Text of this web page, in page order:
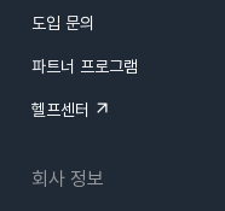
도입 문의
파트너 프로그램
헬프센터
회사 정보